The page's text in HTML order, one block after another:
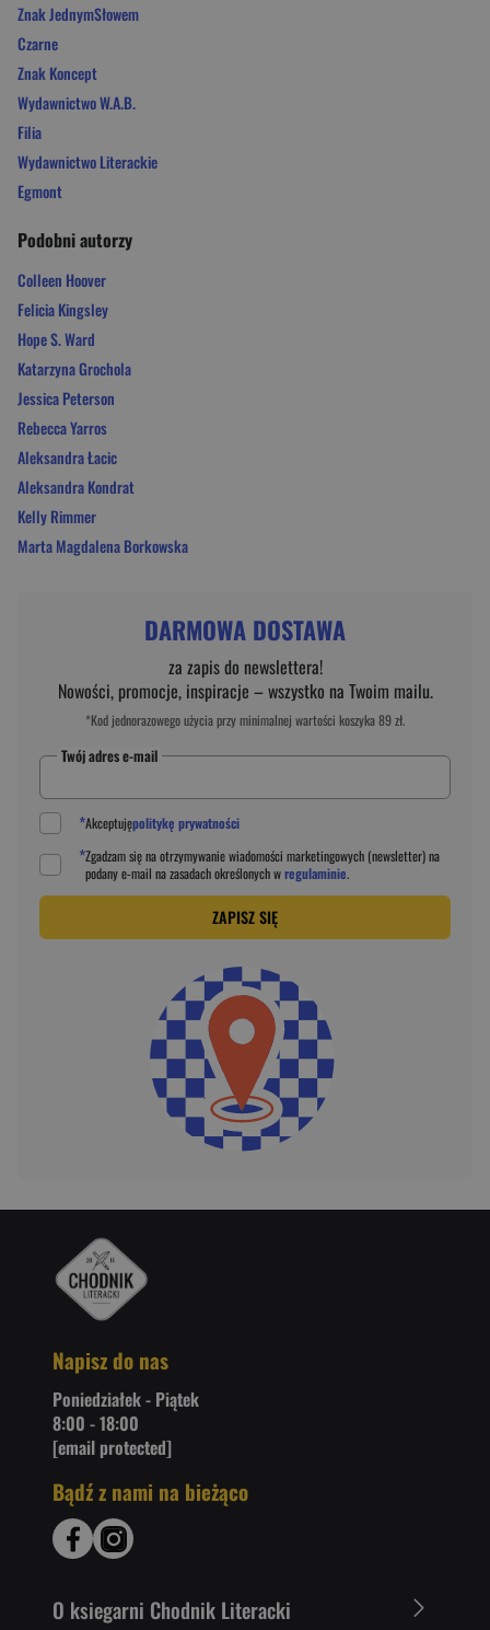
Znak JednymSłowem
Czarne
Znak Koncept
Wydawnictwo W.A.B.
Filia
Wydawnictwo Literackie
Egmont
Podobni autorzy
Colleen Hoover
Felicia Kingsley
Hope S. Ward
Katarzyna Grochola
Jessica Peterson
Rebecca Yarros
Aleksandra Łacic
Aleksandra Kondrat
Kelly Rimmer
Marta Magdalena Borkowska
DARMOWA DOSTAWA
za zapis do newslettera!
Nowości, promocje, inspiracje – wszystko na Twoim mailu.
*Kod jednorazowego użycia przy minimalnej wartości koszyka 89 zł.
Twój adres e-mail
*Akceptujępolitykę prywatności
*Zgadzam się na otrzymywanie wiadomości marketingowych (newsletter) na
podanye-mail na zasadach określonych wregulaminie.
ZAPISZ SIĘ
Napisz do nas
Poniedziałek - Piątek
8:00 - 18:00
[email protected]
Bądź z nami na bieżąco
O ksiegarni Chodnik Literacki